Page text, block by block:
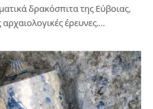
δρακόσπιτα της Εύβοιας,
έρευνες.…